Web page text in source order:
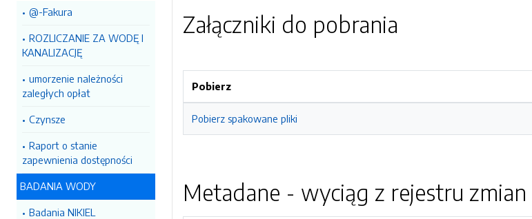
@-Fakura
ROZLICZANIE ZA WODĘ I
KANALIZACJĘ
umorzenie należności
zaległych opłat
Czynsze
Raport o stanie
zapewnienia dostępności
BADANIA WODY
Badania NIKIEL
Załączniki do pobrania
Pobierz
Pobierz spakowane pliki
Metadane - wyciąg z rejestru zmian